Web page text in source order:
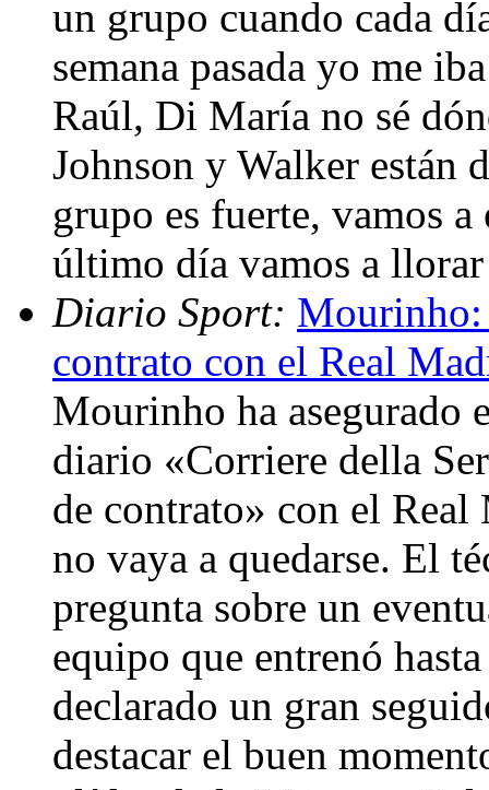
un grupo cuando cada
semana pasada yo me
Raúl, Di María no sé
Johnson y Walker
grupo es fuerte, vamos
último día vamos a
Diario Sport: Mourinho:
contrato con el Real
Mourinho ha asegurado
diario «Corriere della
de contrato» con el
no vaya a quedarse. El
pregunta sobre un
equipo que entrenó
declarado un gran
destacar el buen